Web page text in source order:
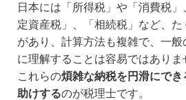
日本には「所得税」や「消費税
定資産税」、「相続税」など、
があり、計算方法も複雑で、一
に理解することは容易ではありま
これらの煩雑な納税を円滑にで
助けするのが税理士です。